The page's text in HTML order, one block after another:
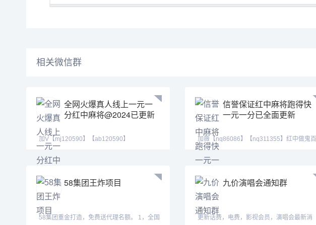
相关微信群
全网火爆真人线上一元一
分红中麻将@2024已更新
加V【mj120590】【ab120590】
【tj525555】三年靠谱大
信誉保证红中麻将跑得快
一元一分已全面更新
加薇【nq86086】【nq311355】红中做鬼百
搭，抓马方式为
58集团王炸项目
58集团重金打造，免费送代理名额。 1，全国
九价演唱会通知群
更新话费，电费，影视会员，演唱会最新消